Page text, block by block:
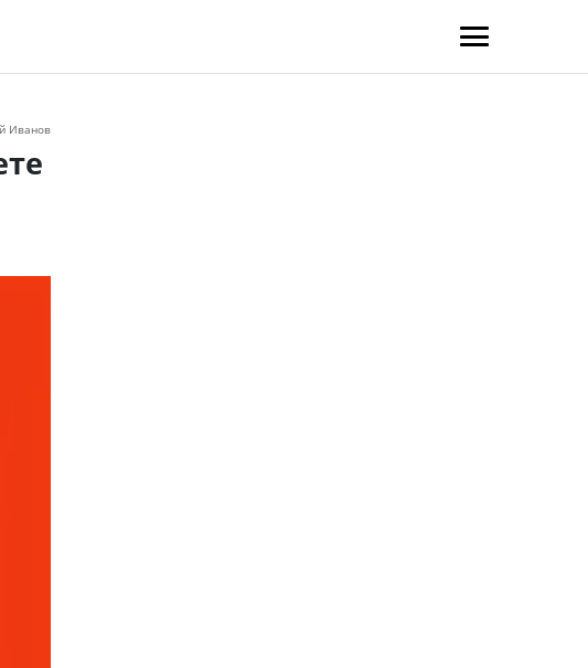
Иванов